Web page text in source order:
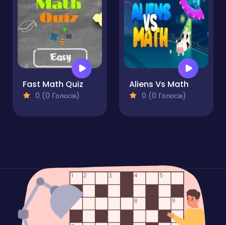
Fast Math Quiz
0 (0 Голосів)
Aliens Vs Math
0 (0 Голосів)